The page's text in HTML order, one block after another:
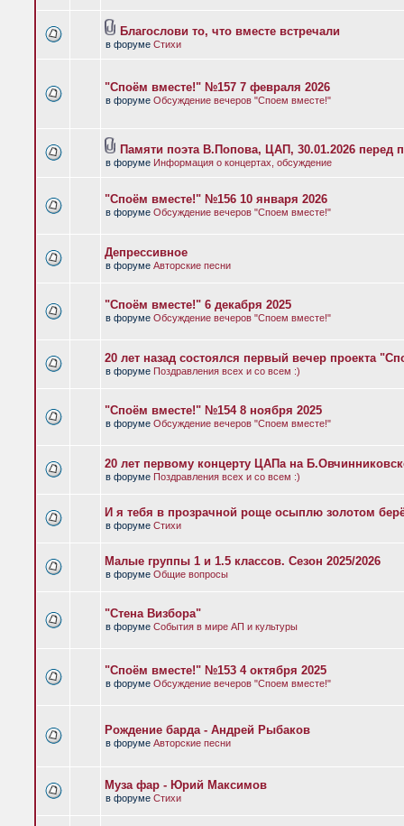
Благослови то, что вместе встречали
в форуме Стихи
"Споём вместе!" №157 7 февраля 2026
в форуме Обсуждение вечеров "Споем вместе!"
Памяти поэта В.Попова, ЦАП, 30.01.2026 перед
в форуме Информация о концертах, обсуждение
"Споём вместе!" №156 10 января 2026
в форуме Обсуждение вечеров "Споем вместе!"
Депрессивное
в форуме Авторские песни
"Споём вместе!" 6 декабря 2025
в форуме Обсуждение вечеров "Споем вместе!"
20 лет назад состоялся первый вечер проекта
в форуме Поздравления всех и со всем :)
"Споём вместе!" №154 8 ноября 2025
в форуме Обсуждение вечеров "Споем вместе!"
20 лет первому концерту ЦАПа на
в форуме Поздравления всех и со всем :)
И я тебя в прозрачной роще осыплю золотом
в форуме Стихи
Малые группы 1 и 1.5 классов. Сезон 2025/2026
в форуме Общие вопросы
"Стена Визбора"
в форуме События в мире АП и культуры
"Споём вместе!" №153 4 октября 2025
в форуме Обсуждение вечеров "Споем вместе!"
Рождение барда - Андрей Рыбаков
в форуме Авторские песни
Муза фар - Юрий Максимов
в форуме Стихи